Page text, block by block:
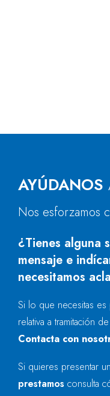
AYÚDANOS
Nos esforzamos
¿Tienes alguna
mensaje e
necesitamos
Si lo que necesitas
relativa a tramitación
Contacta con
Si quieres presentar
prestamos consulta